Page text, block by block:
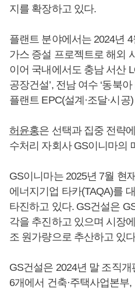
지를 확장하고 있다.
플랜트 분야에서는 2024년
가스 증설 프로젝트로 해외
이어 국내에서도 충남 서산
공장건설’, 전남 여수 ‘동북
플랜트 EPC(설계·조달·시
허윤홍은 선택과 집중 전략
수처리 자회사 GS이니마의
GS이니마는 2025년 7월 현
에너지기업 타카(TAQA)를
타진하고 있다. GS건설은
각을 추진하고 있으며 시장
조 원가량으로 추산하고 있
GS건설은 2024년 말 조직
6개에서 건축·주택사업본